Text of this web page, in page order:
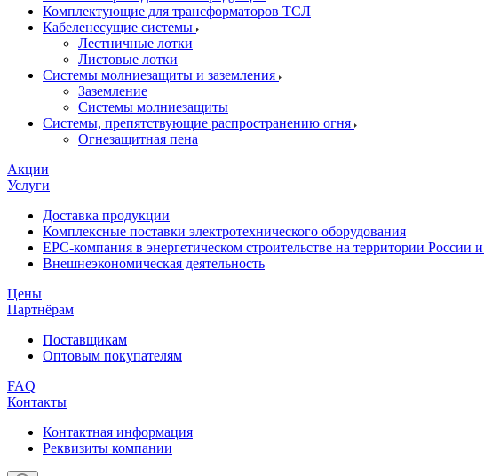
Комплектующие для трансформаторов ТСЛ
Кабеленесущие системы
Лестничные лотки
Листовые лотки
Системы молниезащиты и заземления
Заземление
Системы молниезащиты
Системы, препятствующие распространению огня
Огнезащитная пена
Акции
Услуги
Доставка продукции
Комплексные поставки электротехнического оборудования
EPC-компания в энергетическом строительстве на территории
Внешнеэкономическая деятельность
Цены
Партнёрам
Поставщикам
Оптовым покупателям
FAQ
Контакты
Контактная информация
Реквизиты компании